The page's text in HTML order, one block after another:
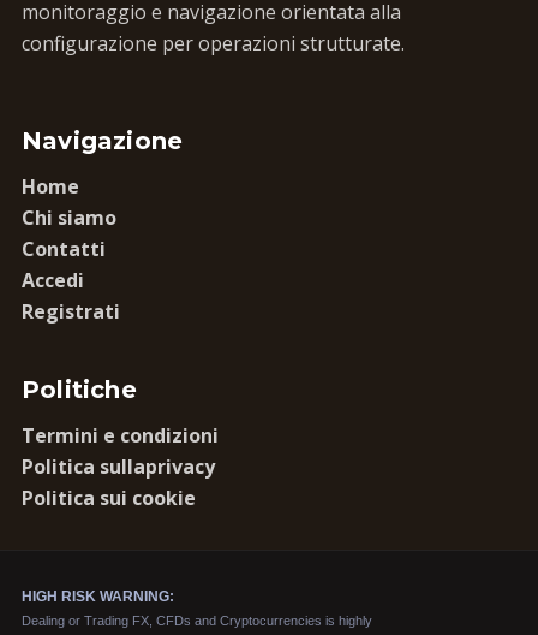
monitoraggio e navigazione orientata alla
configurazione per operazioni strutturate.
Navigazione
Home
Chi siamo
Contatti
Accedi
Registrati
Politiche
Termini e condizioni
Politica sullaprivacy
Politica sui cookie